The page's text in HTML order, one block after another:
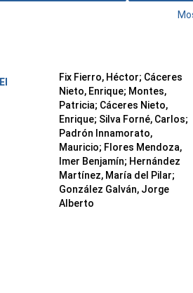
Fix Fierro, Héctor; Cáceres
Nieto, Enrique; Montes,
Patricia; Cáceres Nieto,
Enrique; Silva Forné, Carlos;
Padrón Innamorato,
Mauricio; Flores Mendoza,
Imer Benjamín; Hernández
Martínez, María del Pilar;
González Galván, Jorge
Alberto